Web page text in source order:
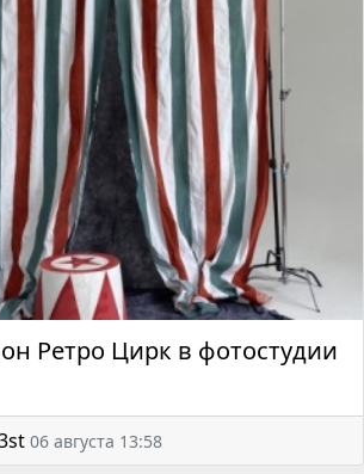
Ретро Цирк в фотостудии
06 августа 13:58